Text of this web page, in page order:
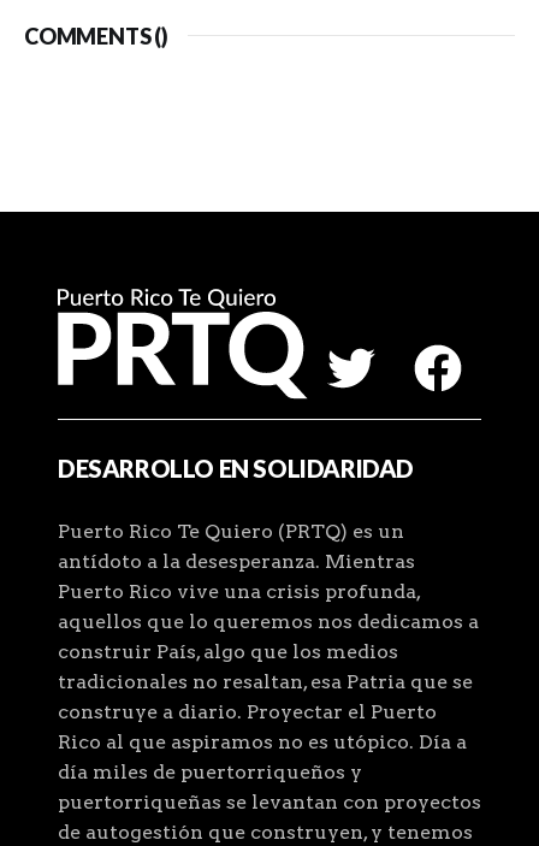
COMMENTS ()
DESARROLLO EN SOLIDARIDAD
Puerto Rico Te Quiero (PRTQ) es un
antídoto a la desesperanza. Mientras
Puerto Rico vive una crisis profunda,
aquellos que lo queremos nos dedicamos a
construir País, algo que los medios
tradicionales no resaltan, esa Patria que se
construye a diario. Proyectar el Puerto
Rico al que aspiramos no es utópico. Día a
día miles de puertorriqueños y
puertorriqueñas se levantan con proyectos
de autogestión que construyen, y tenemos